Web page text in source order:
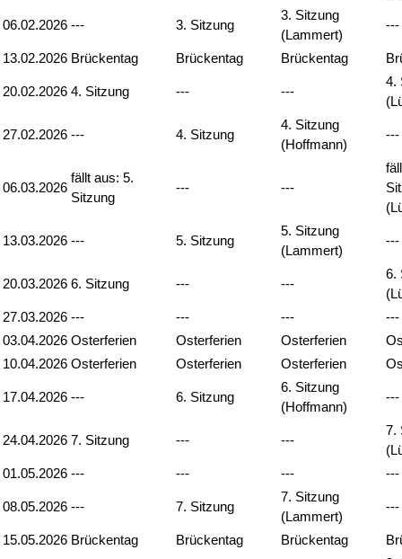
06.02.2026 --- 3. Sitzung
3. Sitzung
(Lammert)
---
13.02.2026 Brückentag Brückentag Brückentag
20.02.2026 4. Sitzung --- ---
4.
27.02.2026 --- 4. Sitzung
4. Sitzung
(Hoffmann)
---
06.03.2026
fällt aus: 5.
Sitzung
--- ---
13.03.2026 --- 5. Sitzung
5. Sitzung
(Lammert)
---
20.03.2026 6. Sitzung --- ---
6.
27.03.2026 --- --- ---
---
03.04.2026 Osterferien Osterferien Osterferien
10.04.2026 Osterferien Osterferien Osterferien
17.04.2026 --- 6. Sitzung
6. Sitzung
(Hoffmann)
---
24.04.2026 7. Sitzung --- ---
7.
01.05.2026 --- --- --- ---
08.05.2026 --- 7. Sitzung
7. Sitzung
(Lammert)
---
15.05.2026 Brückentag Brückentag Brückentag